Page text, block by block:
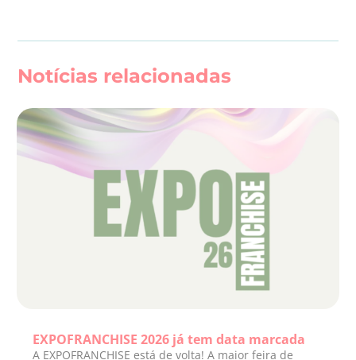
Notícias relacionadas
EXPOFRANCHISE 2026 já tem data marcada
A EXPOFRANCHISE está de volta! A maior feira de